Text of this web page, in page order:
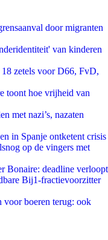
door migranten
van kinderen
zetels voor D66, FvD,
toont hoe vrijheid van
met nazi’s, nazaten
in Spanje ontketent crisis
op de vingers met
Bonaire: deadline verloopt
Bij1-fractievoorzitter
voor boeren terug: ook